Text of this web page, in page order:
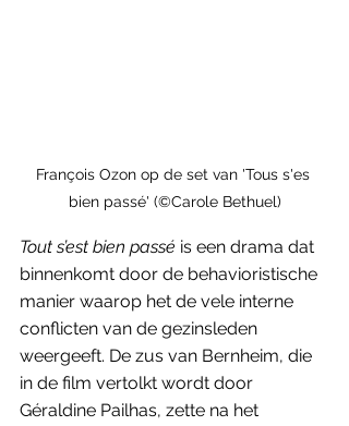
François Ozon op de set van 'Tous s'es
bien passé' (©Carole Bethuel)
Tout s’est bien passé is een drama dat
binnenkomt door de behavioristische
manier waarop het de vele interne
conflicten van de gezinsleden
weergeeft. De zus van Bernheim, die
in de film vertolkt wordt door
Géraldine Pailhas, zette na het